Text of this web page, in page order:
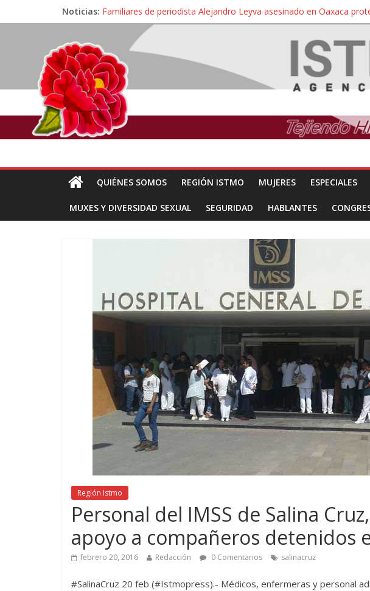
Noticias: Familiares de periodista Alejandro Leyva asesinado en Oaxaca
Alertan pescadores de Juchitán, Oaxaca de nuevo despojo de su
Pescadores y comuneros ikoots detienen la extracción ilegal de
Un nuevo derrame de hidrocarburo afecta a Salina Cruz, Oaxaca;
QUIÉNES SOMOS REGIÓN ISTMO MUJERES ESPECIALES
MUXES Y DIVERSIDAD SEXUAL SEGURIDAD HABLANTES
Región Istmo
Personal del IMSS de Salina
apoyo a compañeros detenidos
febrero 20, 2016 Redacción 0 Comentarios salinacruz
#SalinaCruz 20 feb (#Istmopress).- Médicos, enfermeras y personal